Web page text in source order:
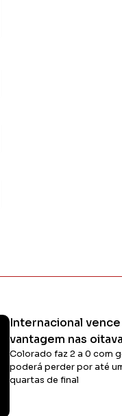
Internacional
vantagem nas
Colorado faz 2 a 0 com
poderá perder por até
quartas de final